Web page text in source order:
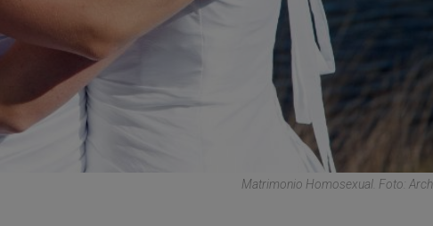
Matrimonio Homosexual. Foto: